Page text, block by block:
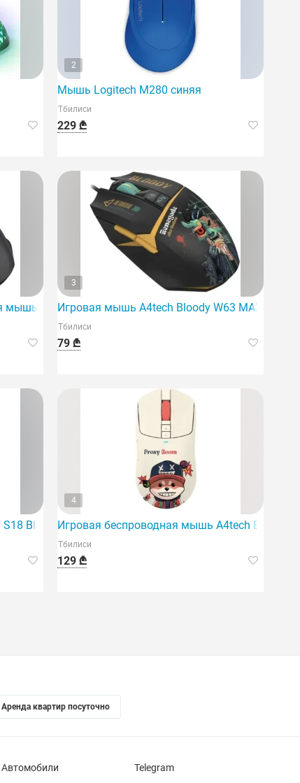
2
Мышь Logitech M280 синяя
Тбилиси
229 ₾
A4tech W60 Max с RGB-подсветкой, черная.
3
Игровая мышь A4tech Bloody W63 MAX RGB
Тбилиси
79 ₾
Black-Rainbow с подсветкой.
4
Игровая беспроводная мышь A4tech Bloody
Тбилиси
129 ₾
Аренда квартир посуточно
Автомобили Telegram